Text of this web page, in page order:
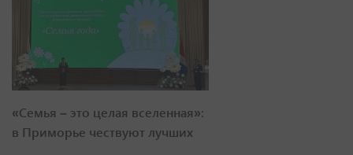
«Семья – это целая вселенная»:
в Приморье чествуют лучших